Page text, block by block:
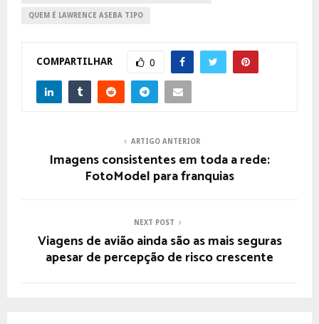
QUEM É LAWRENCE ASEBA TIPO
COMPARTILHAR 0
ARTIGO ANTERIOR
Imagens consistentes em toda a rede:
FotoModel para franquias
NEXT POST
Viagens de avião ainda são as mais seguras
apesar de percepção de risco crescente